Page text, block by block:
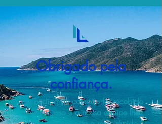
Obrigado pela
confiança.
Seu pedido de cotação foi recebido
com sucesso e a nossa equipe lhe